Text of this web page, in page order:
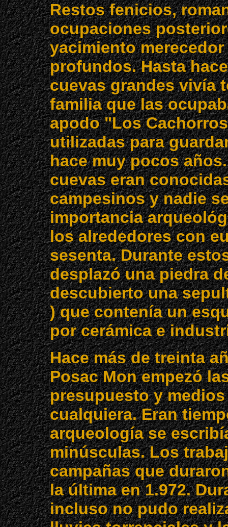
Restos fenicios,
ocupaciones
yacimiento
profundos. Hasta
cuevas grandes vivía
familia que las
apodo "Los
utilizadas para
hace muy pocos
cuevas eran
campesinos y nadie
importancia
los alrededores con
sesenta. Durante
desplazó una piedra
descubierto una
) que contenía un
por cerámica e
Hace más de treinta
Posac Mon empezó
presupuesto y
cualquiera. Eran
arqueología se
minúsculas. Los
campañas que
la última en 1.972.
incluso no pudo